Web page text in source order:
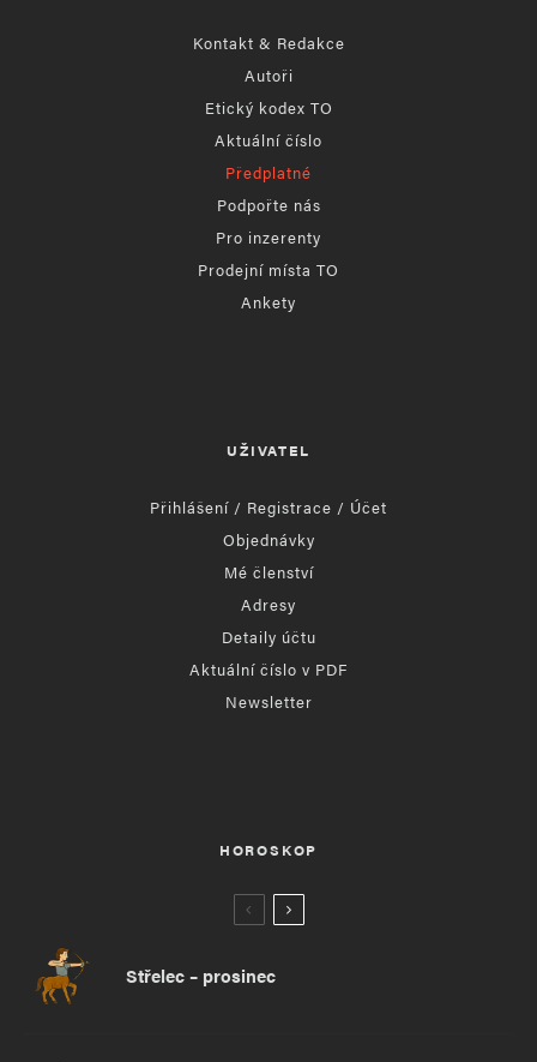
Kontakt & Redakce
Autoři
Etický kodex TO
Aktuální číslo
Předplatné
Podpořte nás
Pro inzerenty
Prodejní místa TO
Ankety
UŽIVATEL
Přihlášení / Registrace / Účet
Objednávky
Mé členství
Adresy
Detaily účtu
Aktuální číslo v PDF
Newsletter
HOROSKOP
Střelec – prosinec